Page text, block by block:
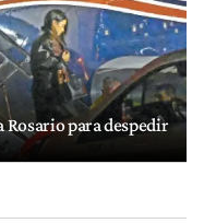
para despedir